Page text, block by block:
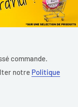
commande.
notre Politique